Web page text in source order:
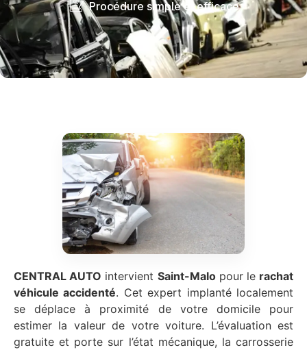
Procédure simple et efficace
CENTRAL AUTO intervient Saint-Malopour le rachat
véhicule accidenté. Cet expert implanté localement
se déplace à proximité de votre domicile pour
estimer la valeur de votre voiture. L’évaluation est
gratuite et porte sur l’état mécanique, la carrosserie